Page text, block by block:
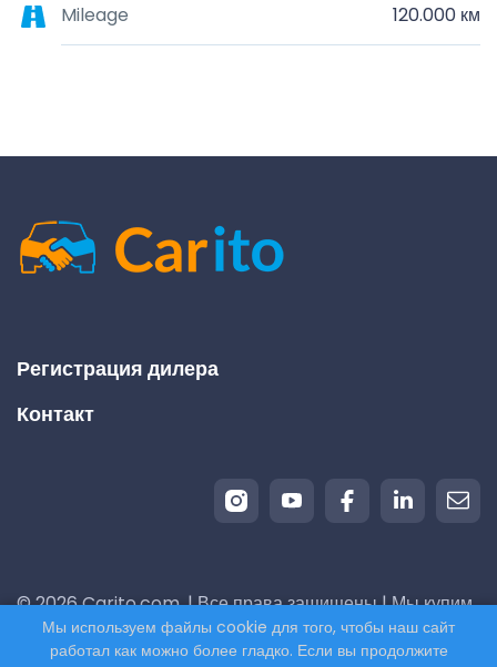
Mileage 120.000 км
Регистрация дилера
Контакт
© 2026 Carito.com. | Все права защищены | Мы купим
ваш автомобиль по лучшей цене! | Powered by
CodiCo.io
Мы используем файлы cookie для того, чтобы наш сайт
работал как можно более гладко. Если вы продолжите